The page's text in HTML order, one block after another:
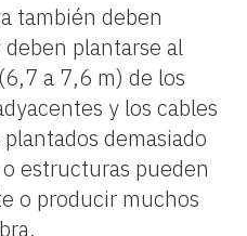
también deben
plantarse al
a 7,6 m) de los
y los cables
demasiado
estructuras pueden
o producir muchos